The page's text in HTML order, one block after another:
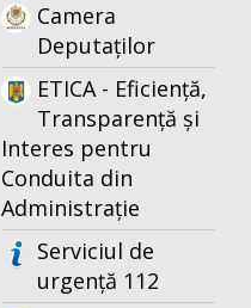
Camera
Deputaților
ETICA - Eficiență,
Transparență și
Interes pentru
Conduita din
Administrație
Serviciul de
urgență 112